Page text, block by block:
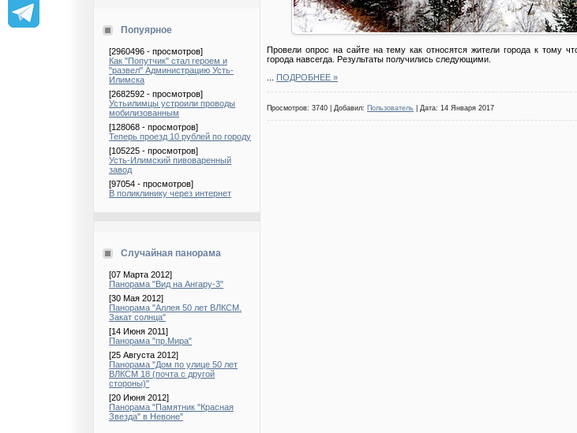
Попуярное
[2960496 - просмотров]
Как "Попутчик" стал героем и
"развел" Администрацию Усть-
Илимска
[2682592 - просмотров]
Устьилимцы устроили проводы
мобилизованным
[128068 - просмотров]
Теперь проезд 10 рублей по городу
[105225 - просмотров]
Усть-Илимский пивоваренный
завод
[97054 - просмотров]
В поликлинику через интернет
Случайная панорама
[07 Марта 2012]
Панорама "Вид на Ангару-3"
[30 Мая 2012]
Панорама "Аллея 50 лет ВЛКСМ.
Закат солнца"
[14 Июня 2011]
Панорама "пр.Мира"
[25 Августа 2012]
Панорама "Дом по улице 50 лет
ВЛКСМ 18 (почта с другой
стороны)"
[20 Июня 2012]
Панорама "Памятник "Красная
Звезда" в Невоне"
Провели опрос на сайте на тему как относятся жители города к тому
города навсегда. Результаты получились следующими.
ПОДРОБНЕЕ »
Просмотров: 3740 | Добавил: Пользователь | Дата: 14 Января 2017